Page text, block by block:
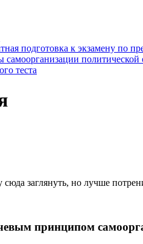
подготовка к экзамену по
политической
теста
заглянуть, но лучше
принципом